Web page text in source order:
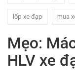
lốp xe đạp mua
Mẹo:
HLV xe